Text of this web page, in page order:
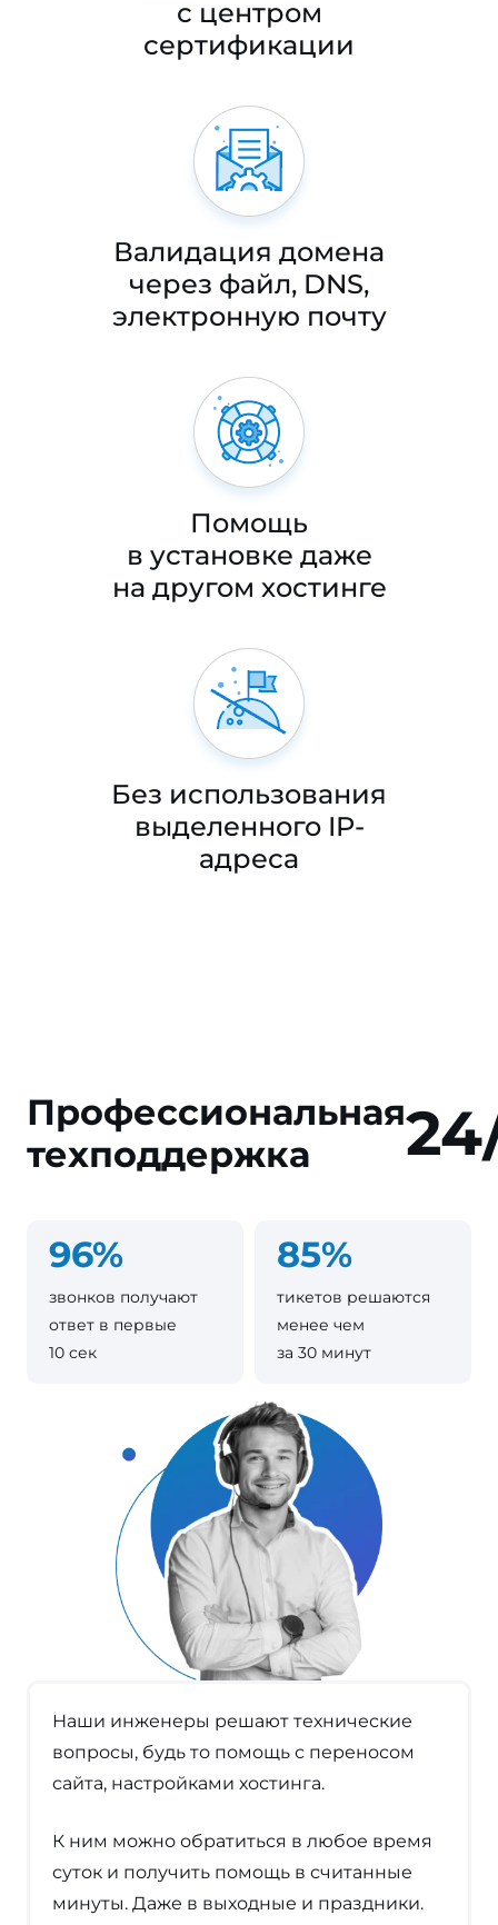
с центром
сертификации
Валидация домена
через файл, DNS,
электронную почту
Помощь
в установке даже
на другом хостинге
Без использования
выделенного IP-
адреса
Профессиональная
техподдержка
Наши инженеры решают технические
вопросы, будь то помощь с переносом
сайта, настройками хостинга.
К ним можно обратиться в любое время
суток и получить помощь в считанные
минуты. Даже в выходные и праздники.
96%
звонков получают
ответ в первые
10 сек
85%
тикетов решаются
менее чем
за 30 минут